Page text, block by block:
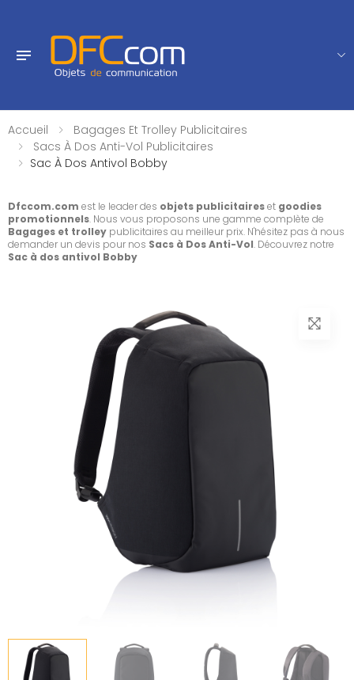
Accueil
Bagages Et Trolley Publicitaires
Sacs À Dos Anti-Vol Publicitaires
Sac À Dos Antivol Bobby
Dfccom.com est le leader des objets publicitaireset goodies
promotionnels. Nous vous proposons une gamme complète de
Bagages et trolley publicitaires au meilleur prix. N'hésitez pas à nous
demander un devis pour nos Sacs à Dos Anti-Vol. Découvrez notre
Sac à dos antivol Bobby